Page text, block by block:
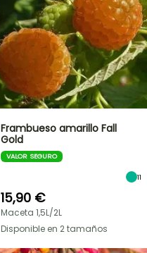
Frambueso amarillo Fall
Gold
VALOR SEGURO
11
15,90 €
Maceta 1,5L/2L
Disponible en 2 tamaños